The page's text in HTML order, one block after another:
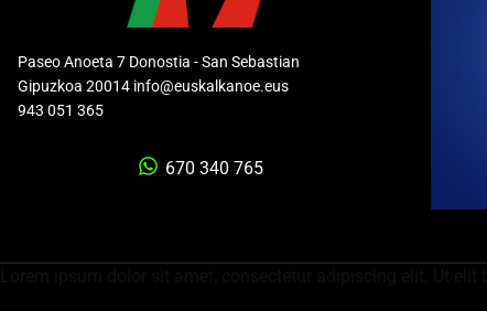
Paseo Anoeta 7 Donostia - San Sebastian
Gipuzkoa 20014 info@euskalkanoe.eus
943 051 365
670 340 765